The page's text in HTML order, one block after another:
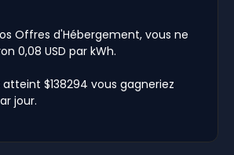
Offres d'Hébergement, vous ne
0,08 USD par kWh.
atteint $138294 vous gagneriez
jour.